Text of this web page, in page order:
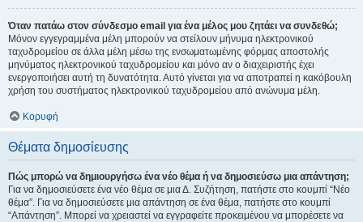
Όταν πατάω στον σύνδεσμο email για ένα μέλος μου ζητάει να συνδεθώ;
Μόνον εγγεγραμμένα μέλη μπορούν να στείλουν μήνυμα ηλεκτρονικού
ταχυδρομείου σε άλλα μέλη μέσω της ενσωματωμένης φόρμας αποστολής
μηνύματος ηλεκτρονικού ταχυδρομείου και μόνο αν ο διαχειριστής έχει
ενεργοποιήσει αυτή τη δυνατότητα. Αυτό γίνεται για να αποτραπεί η κακόβουλη
χρήση του συστήματος ηλεκτρονικού ταχυδρομείου από ανώνυμα μέλη.
Κορυφή
Θέματα δημοσίευσης
Πώς μπορώ να δημιουργήσω ένα νέο θέμα ή να δημοσιεύσω μια απάντηση;
Για να δημοσιεύσετε ένα νέο θέμα σε μια Δ. Συζήτηση, πατήστε στο κουμπί “Νέο
θέμα”. Για να δημοσιεύσετε μια απάντηση σε ένα θέμα, πατήστε στο κουμπί
“Απάντηση”. Μπορεί να χρειαστεί να εγγραφείτε προκειμένου να μπορέσετε να